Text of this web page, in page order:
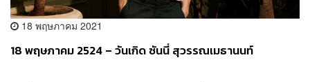
18 พฤษภาคม 2021
18 พฤษภาคม 2524 – วันเกิด ซันนี่ สุวรรณเมธานนท์